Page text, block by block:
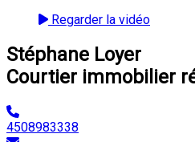
Regarder la vidéo
Stéphane Loyer
Courtier immobilier
4508983338